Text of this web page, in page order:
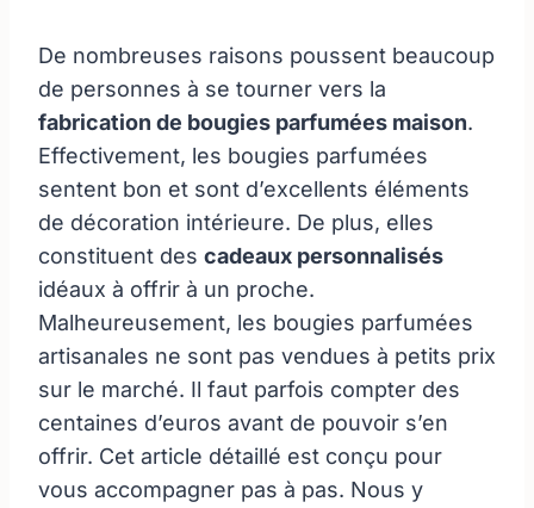
De nombreuses raisons poussent beaucoup
de personnes à se tourner vers la
fabrication de bougies parfumées maison.
Effectivement, les bougies parfumées
sentent bon et sont d’excellents éléments
de décoration intérieure. De plus, elles
constituent des cadeaux personnalisés
idéaux à offrir à un proche.
Malheureusement, les bougies parfumées
artisanales ne sont pas vendues à petits prix
sur le marché. Il faut parfois compter des
centaines d’euros avant de pouvoir s’en
offrir. Cet article détaillé est conçu pour
vous accompagner pas à pas. Nous y